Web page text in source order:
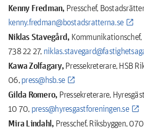
Kenny Fredman, Presschef,
kenny.fredman@bostadsratterna.se
Niklas Stavegård,
738 22 27,
Kawa Zolfagary,Pressekreterare, HSB
06,press@hsb.se
Gilda Romero, Pressekreterare,
10 70, press@hyresgastforeningen.se
Mira Lindahl, Presschef, Riksbyggen,